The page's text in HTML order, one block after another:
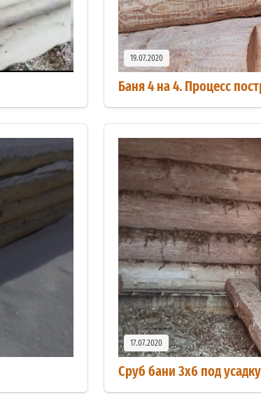
19.07.2020
Баня 4 на 4. Процесс
17.07.2020
Сруб бани 3х6 под